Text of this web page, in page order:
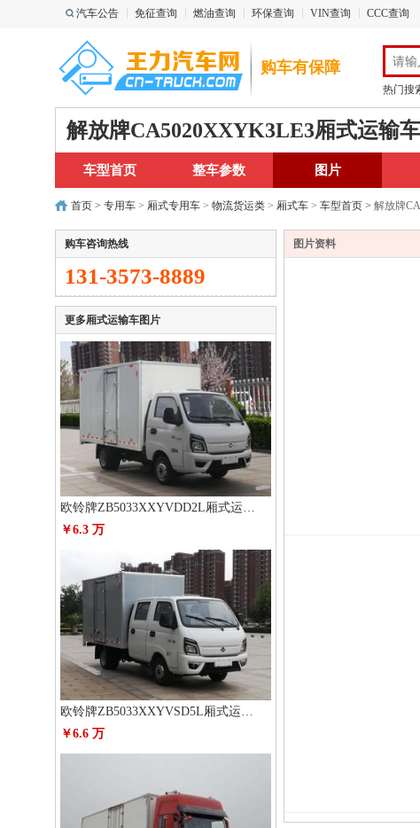
汽车公告 免征查询 燃油查询 环保查询 VIN查询 CCC查询
购车有保障
热门搜
解放牌CA5020XXYK3LE3厢式运输车
车型首页 整车参数 图片
首页 > 专用车 > 厢式专用车 > 物流货运类 > 厢式车 > 车型首页 > 解放牌
购车咨询热线
131-3573-8889
更多厢式运输车图片
欧铃牌ZB5033XXYVDD2L厢式运输车
￥6.3 万
￥6.6 万
图片资料